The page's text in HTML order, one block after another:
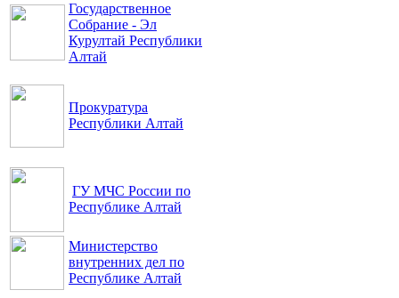
Государственное
Собрание - Эл
Курултай Республики
Алтай
Прокуратура
Республики Алтай
ГУ МЧС России по
Республике Алтай
Министерство
внутренних дел по
Республике Алтай